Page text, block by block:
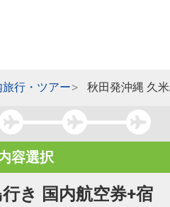
旅行・ツアー 秋田発沖縄 久
容選択
き 国内航空券+宿